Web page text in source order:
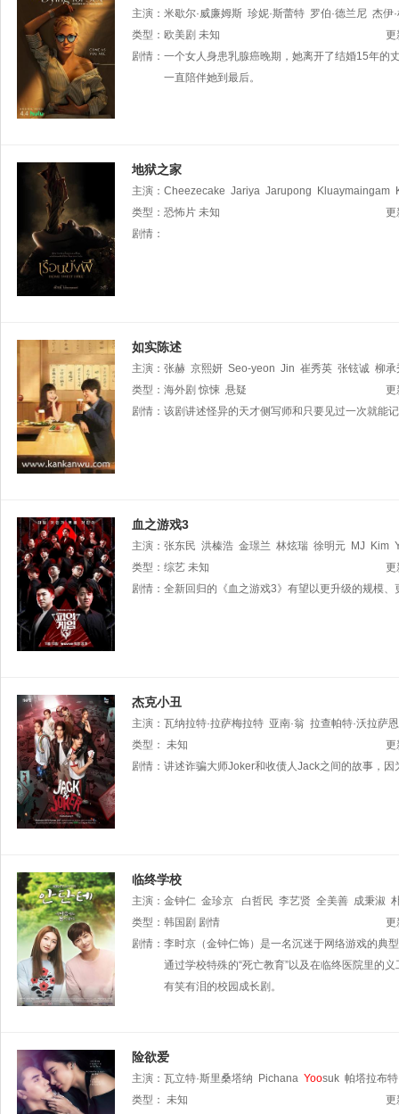
主演： 米歇尔·威廉姆斯 珍妮·斯蕾特 罗伯·德兰尼 杰伊
Joseph 安娜贝尔·图米
朱利安·亚奥
彻
类型： 欧美剧 未知
更
剧情： 一个女人身患乳腺癌晚期，她离开了结婚15年的
一直陪伴她到最后。
地狱之家
主演： Cheezecake Jariya Jarupong Kluaymaingam
·查伦普拉纳翁
类型： 恐怖片 未知
更
剧情：
如实陈述
主演： 张赫 京熙妍 Seo-yeon Jin 崔秀英 张铉诚 柳承
类型： 海外剧 惊悚 悬疑
更
剧情： 该剧讲述怪异的天才侧写师和只要见过一次就能
血之游戏3
主演： 张东民 洪榛浩 金璟兰 林炫瑞 徐明元 MJ Kim
Steve Yea
类型： 综艺 未知
更
剧情： 全新回归的《血之游戏3》有望以更升级的规模
杰克小丑
主演： 瓦纳拉特·拉萨梅拉特 亚南·翁 拉查帕特·沃拉萨恩
普洛伊南彭
类型： 未知
更
剧情： 讲述诈骗大师Joker和收债人Jack之间的故事，
临终学校
主演： 金钟仁 金珍京 白哲民 李艺贤 全美善 成秉淑
道 金京浩 Yoo Hye-byeol Han-
类型： 韩国剧 剧情
更
剧情： 李时京（金钟仁饰）是一名沉迷于网络游戏的典
通过学校特殊的“死亡教育”以及在临终医院里的
有笑有泪的校园成长剧。
险欲爱
主演： 瓦立特·斯里桑塔纳 Pichana Yoosuk 帕塔拉布
Jakkrit
sb Nanon
类型： 未知
更